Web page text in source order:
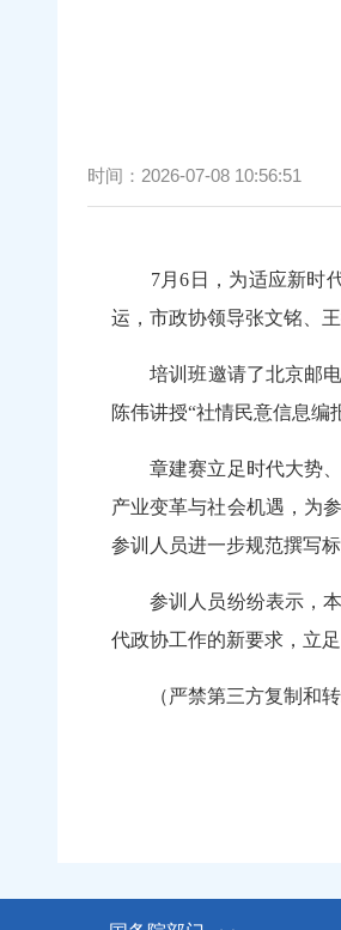
时间： 2026-07-08 10:56:51
7月6日，为适应新时代
运，市政协领导张文铭、
培训班邀请了北京邮电
陈伟讲授“社情民意信息
章建赛立足时代大势、
产业变革与社会机遇，为
参训人员进一步规范撰写
参训人员纷纷表示，本
代政协工作的新要求，立
（严禁第三方复制和转